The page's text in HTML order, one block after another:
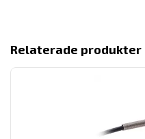
Relaterade produkter